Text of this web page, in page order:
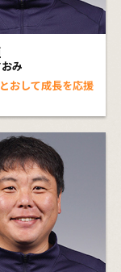
み
おして成長を応援